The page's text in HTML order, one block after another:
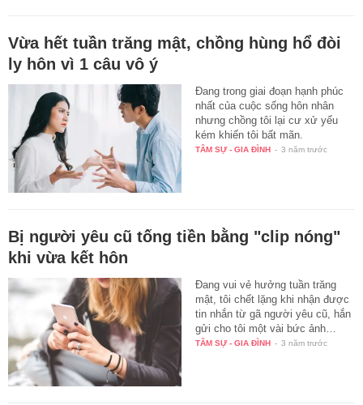
Vừa hết tuần trăng mật, chồng hùng hổ đòi
ly hôn vì 1 câu vô ý
Đang trong giai đoạn hạnh phúc
nhất của cuộc sống hôn nhân
nhưng chồng tôi lại cư xử yếu
kém khiến tôi bất mãn.
TÂM SỰ - GIA ĐÌNH - 3 năm trước
Bị người yêu cũ tống tiền bằng "clip nóng"
khi vừa kết hôn
Đang vui vẻ hưởng tuần trăng
mật, tôi chết lặng khi nhận được
tin nhắn từ gã người yêu cũ, hắn
gửi cho tôi một vài bức ảnh…
TÂM SỰ - GIA ĐÌNH - 3 năm trước